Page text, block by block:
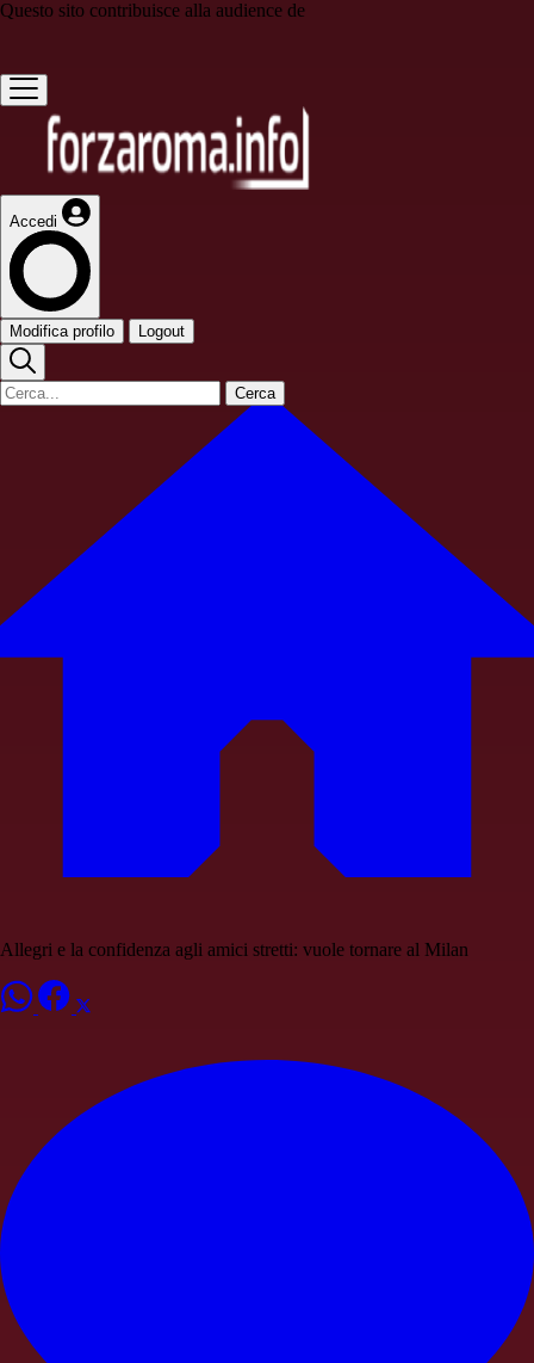
Questo sito contribuisce alla audience de
Accedi
Modifica profilo Logout
Cerca
Allegri e la confidenza agli amici stretti: vuole tornare al Milan